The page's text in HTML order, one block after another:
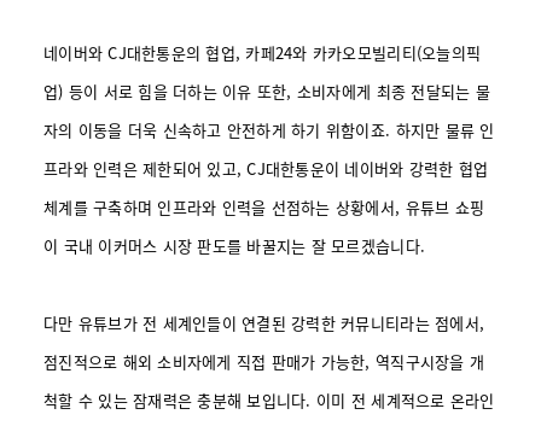
네이버와 CJ대한통운의 협업, 카페24와 카카오모빌리티(오늘의픽
업) 등이 서로 힘을 더하는 이유 또한, 소비자에게 최종 전달되는 물
자의 이동을 더욱 신속하고 안전하게 하기 위함이죠. 하지만 물류 인
프라와 인력은 제한되어 있고, CJ대한통운이 네이버와 강력한 협업
체계를 구축하며 인프라와 인력을 선점하는 상황에서, 유튜브 쇼핑
이 국내 이커머스 시장 판도를 바꿀지는 잘 모르겠습니다.
다만 유튜브가 전 세계인들이 연결된 강력한 커뮤니티라는 점에서,
점진적으로 해외 소비자에게 직접 판매가 가능한, 역직구시장을 개
척할 수 있는 잠재력은 충분해 보입니다. 이미 전 세계적으로 온라인